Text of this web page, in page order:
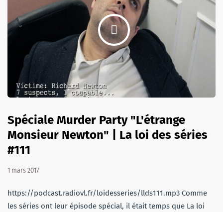
Spéciale Murder Party "L'étrange
Monsieur Newton" | La loi des séries
#111
1 mars 2017
https://podcast.radiovl.fr/loidesseries/llds111.mp3 Comme
les séries ont leur épisode spécial, il était temps que La loi